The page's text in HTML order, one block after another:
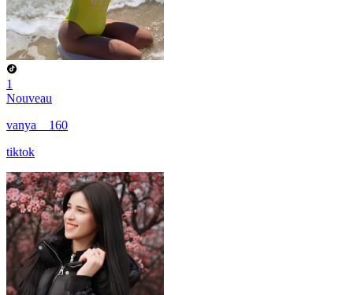
1
Nouveau
vanya__160
tiktok